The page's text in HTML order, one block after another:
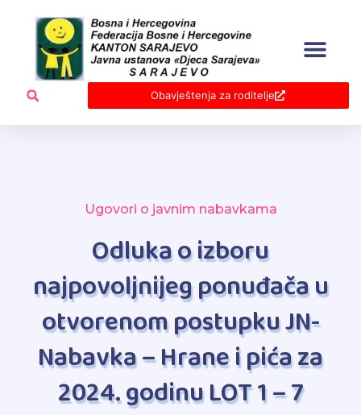
content
Obavještenja za roditelje
Ugovori o javnim nabavkama
Odluka o izboru
najpovoljnijeg ponuđača u
otvorenom postupku JN-
Nabavka – Hrane i pića za
2024. godinu LOT 1 – 7